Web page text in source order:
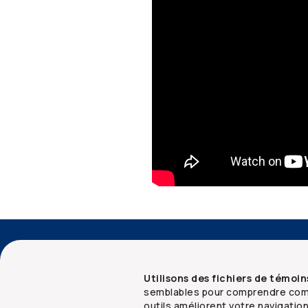
Utilisons des fichiers de
semblables pour comprendre
Services aux conseillers